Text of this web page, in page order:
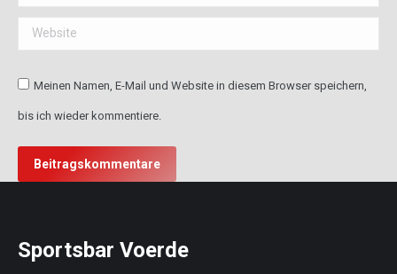
Website
Meinen Namen, E-Mail und Website in diesem Browser speichern,
bis ich wieder kommentiere.
Beitragskommentare
Sportsbar Voerde